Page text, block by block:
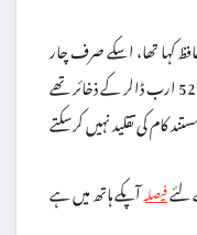
کہا تھا، اسکے صرف چار
فیصلہ